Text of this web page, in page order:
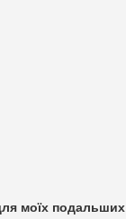
моїх подальших